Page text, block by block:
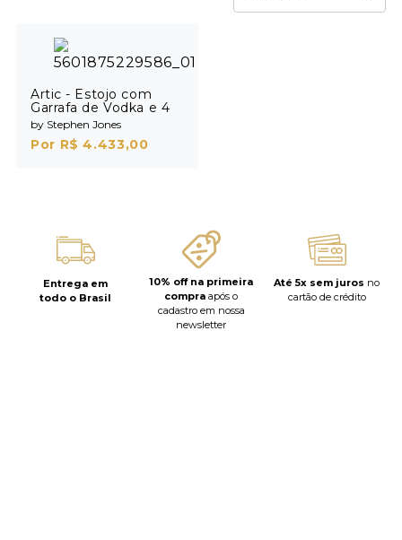
Artic - Estojo com
Garrafa de Vodka e 4
Shots
by Stephen Jones
Por R$ 4.433,00
Entrega em
todo o Brasil
10% off na primeira
compra após o
cadastro em nossa
newsletter
Até 5x sem juros no
cartão de crédito